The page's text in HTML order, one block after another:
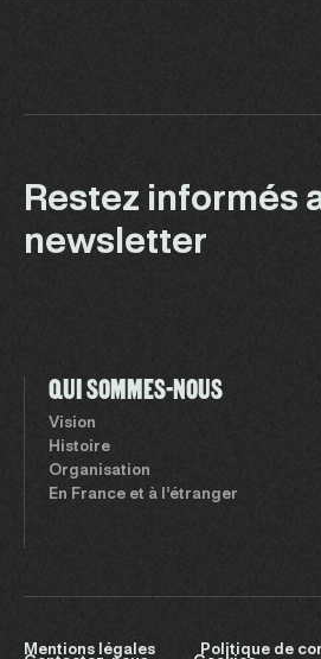
Restez informés
newsletter
QUI SOMMES-NOUS
Vision
Histoire
Organisation
En France et à l’étranger
Mentions légales Politique de